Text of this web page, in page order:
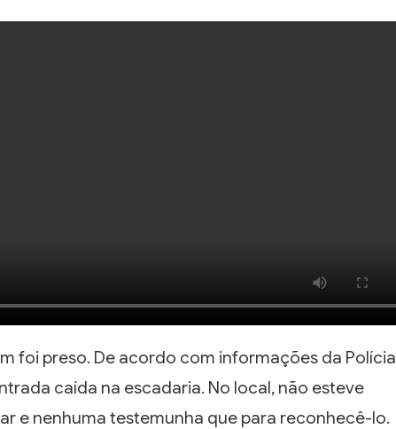
foi preso. De acordo com informações da Polícia
caída na escadaria. No local, não esteve
e nenhuma testemunha que para reconhecê-lo.